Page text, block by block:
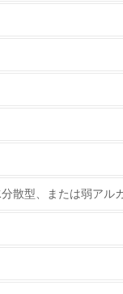
散型、または弱アル